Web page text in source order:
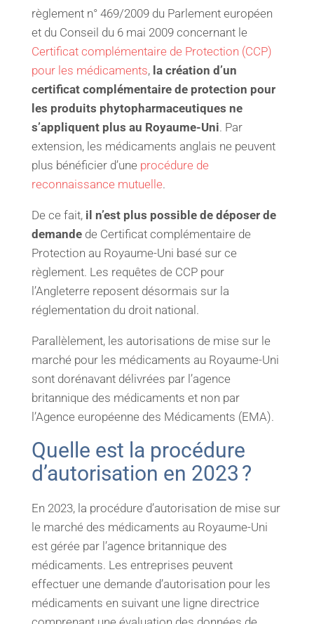
règlement n° 469/2009 du Parlement européen
et du Conseil du 6 mai 2009 concernant le
Certificat complémentaire de Protection (CCP)
pour les médicaments, la création d’un
certificat complémentaire de protection pour
les produits phytopharmaceutiques ne
s’appliquent plus au Royaume-Uni. Par
extension, les médicaments anglais ne peuvent
plus bénéficier d’une procédure de
reconnaissance mutuelle.
De ce fait, il n’est plus possible de déposer de
demandede Certificat complémentaire de
Protection au Royaume-Uni basé sur ce
règlement. Les requêtes de CCP pour
l’Angleterre reposent désormais sur la
réglementation du droit national.
Parallèlement, les autorisations de mise sur le
marché pour les médicaments au Royaume-Uni
sont dorénavant délivrées par l’agence
britannique des médicaments et non par
l’Agence européenne des Médicaments (EMA).
Quelle est la procédure
d’autorisation en 2023 ?
En 2023, la procédure d’autorisation de mise sur
le marché des médicaments au Royaume-Uni
est gérée par l’agence britannique des
médicaments. Les entreprises peuvent
effectuer une demande d’autorisation pour les
médicaments en suivant une ligne directrice